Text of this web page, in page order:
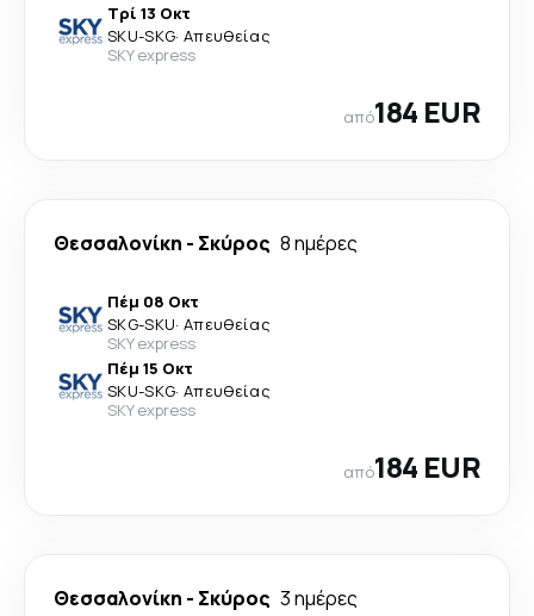
Τρί 13 Οκτ
SKU-SKG· Απευθείας
SKY express
από184 EUR
Θεσσαλονίκη - Σκύρος 8 ημέρες
Πέμ 08 Οκτ
SKG-SKU· Απευθείας
SKY express
Πέμ 15 Οκτ
SKU-SKG· Απευθείας
SKY express
από184 EUR
Θεσσαλονίκη - Σκύρος 3 ημέρες